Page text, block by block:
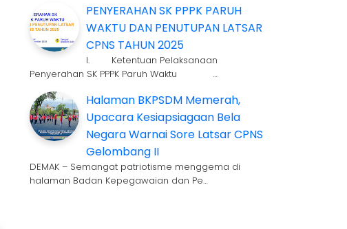
PENYERAHAN SK PPPK PARUH
WAKTU DAN PENUTUPAN LATSAR
CPNS TAHUN 2025
I. Ketentuan Pelaksanaan
Penyerahan SK PPPK Paruh Waktu …
Halaman BKPSDM Memerah,
Upacara Kesiapsiagaan Bela
Negara Warnai Sore Latsar CPNS
Gelombang II
DEMAK – Semangat patriotisme menggema di
halaman Badan Kepegawaian dan Pe…